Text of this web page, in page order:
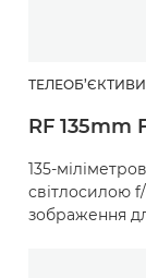
ТЕЛЕОБ’ЄКТИВИ
RF 135mm
135-
світлосилою f/
зображення